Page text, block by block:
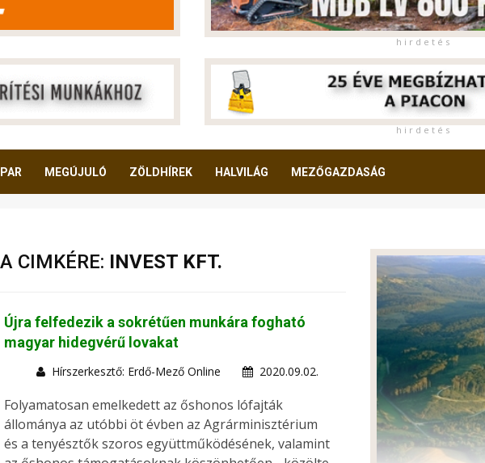
h i r d e t é s
h i r d e t é s
MEGÚJULÓ ZÖLDHÍREK HALVILÁG MEZŐGAZDASÁG
CIMKÉRE: INVEST KFT.
Újra felfedezik a sokrétűen munkára fogható
magyar hidegvérű lovakat
Hírszerkesztő: Erdő-Mező Online 2020.09.02.
Folyamatosan emelkedett az őshonos lófajták
állománya az utóbbi öt évben az Agrárminisztérium
és a tenyésztők szoros együttműködésének, valamint